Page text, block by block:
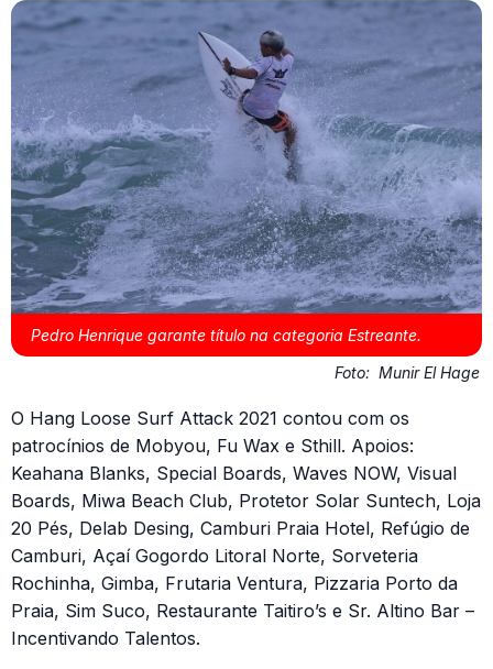
Pedro Henrique garante título na categoria Estreante.
Foto: Munir El Hage
O Hang Loose Surf Attack 2021 contou com os
patrocínios de Mobyou, Fu Wax e Sthill. Apoios:
Keahana Blanks, Special Boards, Waves NOW, Visual
Boards, Miwa Beach Club, Protetor Solar Suntech, Loja
20 Pés, Delab Desing, Camburi Praia Hotel, Refúgio de
Camburi, Açaí Gogordo Litoral Norte, Sorveteria
Rochinha, Gimba, Frutaria Ventura, Pizzaria Porto da
Praia, Sim Suco, Restaurante Taitiro’s e Sr. Altino Bar –
Incentivando Talentos.